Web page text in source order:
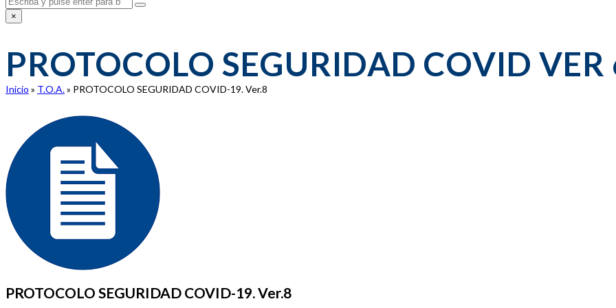
Enviar
×
Close
PROTOCOLO SEGURIDAD COVID VER
Inicio » T.O.A.» PROTOCOLO SEGURIDAD COVID-19. Ver.8
PROTOCOLO SEGURIDAD COVID-19. Ver.8